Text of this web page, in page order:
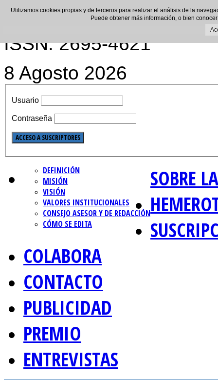
ISSN: 2695-4621
8 Agosto 2026
Usuario
Contraseña
SOBRE
DEFINICIÓN
MISIÓN
VISIÓN
VALORES INSTITUCIONALES
CONSEJO ASESOR Y DE REDACCIÓN
CÓMO SE EDITA
COLABORA
CONTACTO
PUBLICIDAD
PREMIO
ENTREVISTAS
Utilizamos cookies propias y de terceros para realizar el análisis de la
Puede obtener más información, o bien